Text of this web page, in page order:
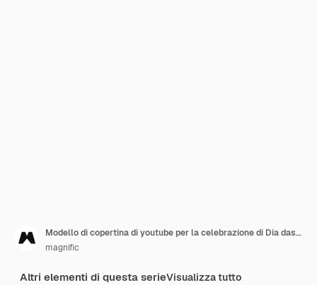
Modello di copertina di youtube per la celebrazione di Dia das criancas
magnific
Altri elementi di questa serieVisualizza tutto